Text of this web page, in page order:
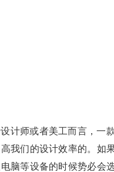
计师或者美工而言，一
我们的设计效率的。如
脑等设备的时候势必会